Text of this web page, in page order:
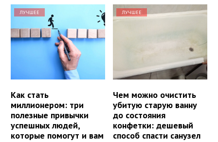
ЛУЧШЕЕ
Как стать
миллионером: три
полезные привычки
успешных людей,
которые помогут и вам
ЛУЧШЕЕ
Чем можно очистить
убитую старую ванну
до состояния
конфетки: дешевый
способ спасти санузел